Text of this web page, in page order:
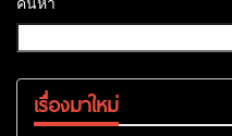
เรื่องมาใหม่